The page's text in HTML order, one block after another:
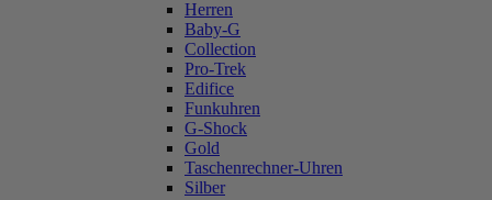
Herren
Baby-G
Collection
Pro-Trek
Edifice
Funkuhren
G-Shock
Gold
Taschenrechner-Uhren
Silber